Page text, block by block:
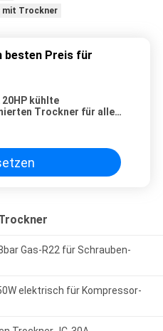
mit Trockner
besten Preis für
20HP kühlte
Trockner für allen
Gas-R22 für Schrauben-
elektrisch für Kompressor-